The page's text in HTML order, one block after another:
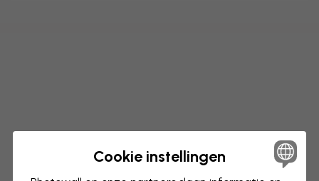
Cookie instellingen